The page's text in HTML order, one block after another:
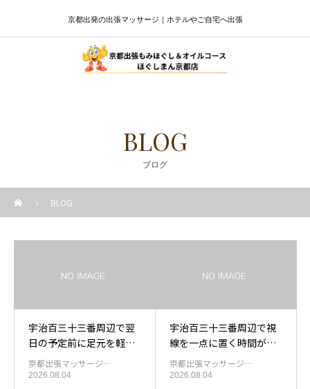
京都出発の出張マッサージ｜ホテルやご自宅へ出張
BLOG
ブログ
BLOG
宇治百三十三番周辺で翌
日の予定前に足元を軽く
したい日の出張もみほぐ
し
京都出張マッサージ…
2026.08.04
宇治百三十三番周辺で視
線を一点に置く時間が長
くなったあと肩内右下を
休める出張マッサージ
京都出張マッサージ…
2026.08.04